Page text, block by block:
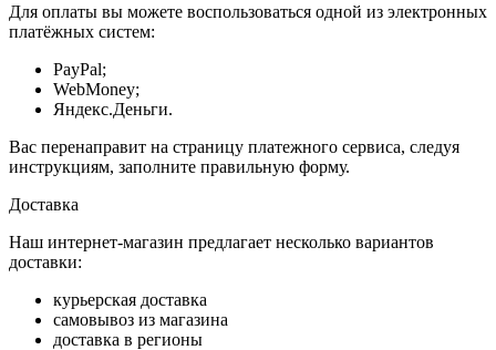
Для оплаты вы можете воспользоваться одной из электронных
платёжных систем:
PayPal;
WebMoney;
Яндекс.Деньги.
Вас перенаправит на страницу платежного сервиса, следуя
инструкциям, заполните правильную форму.
Доставка
Наш интернет-магазин предлагает несколько вариантов
доставки:
курьерская доставка
самовывоз из магазина
доставка в регионы